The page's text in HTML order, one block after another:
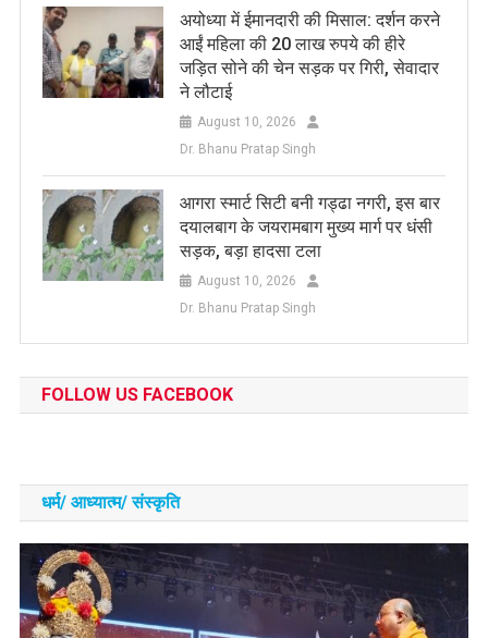
अयोध्या में ईमानदारी की मिसाल: दर्शन करने
आईं महिला की 20 लाख रुपये की हीरे
जड़ित सोने की चेन सड़क पर गिरी, सेवादार
ने लौटाई
August 10, 2026
Dr. Bhanu Pratap Singh
आगरा स्मार्ट सिटी बनी गड्ढा नगरी, इस बार
दयालबाग के जयरामबाग मुख्य मार्ग पर धंसी
सड़क, बड़ा हादसा टला
August 10, 2026
Dr. Bhanu Pratap Singh
FOLLOW US FACEBOOK
धर्म/ आध्‍यात्‍म/ संस्‍कृति